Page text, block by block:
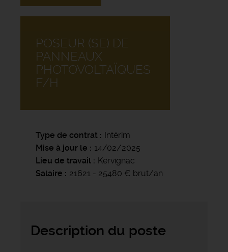
POSEUR (SE) DE
PANNEAUX
PHOTOVOLTAÏQUES
F/H
Type de contrat
Intérim
Mise à jour le
14/02/2025
Lieu de travail
Kervignac
Salaire
21621 - 25480 € brut/an
Description du poste